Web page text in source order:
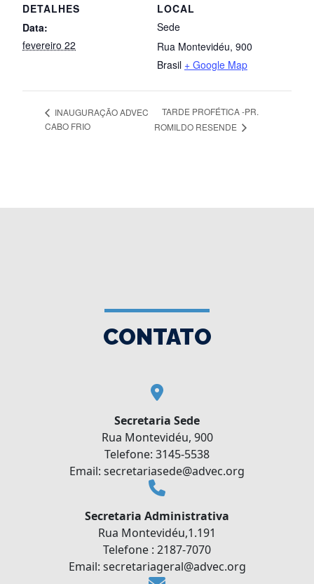
DETALHES
Data:
fevereiro 22
LOCAL
Sede
Rua Montevidéu, 900
Brasil + Google Map
INAUGURAÇÃO ADVEC
CABO FRIO
TARDE PROFÉTICA -PR.
ROMILDO RESENDE
CONTATO
Secretaria Sede
Rua Montevidéu, 900
Telefone: 3145-5538
Email: secretariasede@advec.org
Secretaria Administrativa
Rua Montevidéu,1.191
Telefone : 2187-7070
Email: secretariageral@advec.org